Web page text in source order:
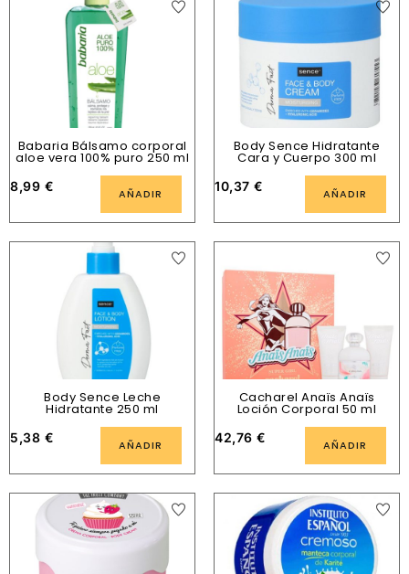
Babaria Bálsamo corporal
aloe vera 100% puro 250 ml
8,99 € AÑADIR
Body Sence Hidratante
Cara y Cuerpo 300 ml
10,37 € AÑADIR
Body Sence Leche
Hidratante 250 ml
5,38 € AÑADIR
Cacharel Anaïs Anaïs
Loción Corporal 50 ml
42,76 € AÑADIR